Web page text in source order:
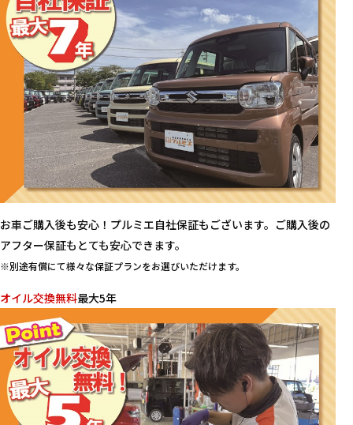
お車ご購入後も安心！プルミエ自社保証もございます。ご購入後の
アフター保証もとても安心できます。
※別途有償にて様々な保証プランをお選びいただけます。
オイル交換無料最大5年